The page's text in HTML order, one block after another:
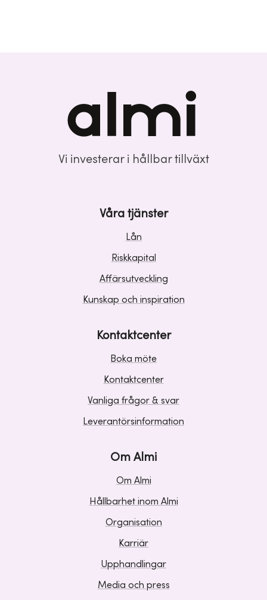
Vi investerar i hållbar tillväxt
Våra tjänster
Lån
Riskkapital
Affärsutveckling
Kunskap och inspiration
Kontaktcenter
Boka möte
Kontaktcenter
Vanliga frågor & svar
Leverantörsinformation
Om Almi
Om Almi
Hållbarhet inom Almi
Organisation
Karriär
Upphandlingar
Media och press